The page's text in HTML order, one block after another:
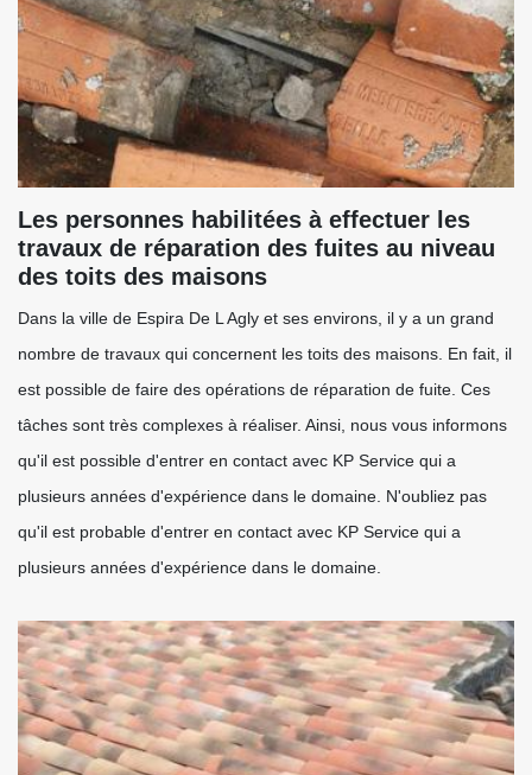
Les personnes habilitées à effectuer les
travaux de réparation des fuites au niveau
des toits des maisons
Dans la ville de Espira De L Agly et ses environs, il y a un grand
nombre de travaux qui concernent les toits des maisons. En fait, il
est possible de faire des opérations de réparation de fuite. Ces
tâches sont très complexes à réaliser. Ainsi, nous vous informons
qu'il est possible d'entrer en contact avec KP Service qui a
plusieurs années d'expérience dans le domaine. N'oubliez pas
qu'il est probable d'entrer en contact avec KP Service qui a
plusieurs années d'expérience dans le domaine.